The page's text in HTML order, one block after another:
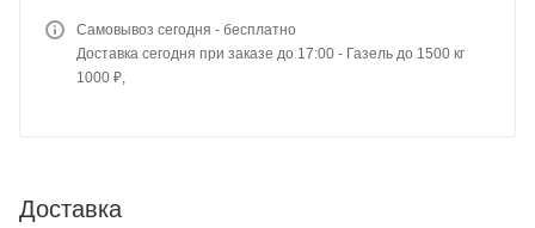
Самовывоз сегодня - бесплатно
Доставка сегодня при заказе до 17:00 - Газель до 1500 кг
1000 ₽,
Доставка